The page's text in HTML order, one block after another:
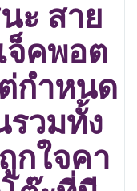
ะ สาย
จ็คพอต
กำหนด
วมทั้ง
กใจคา